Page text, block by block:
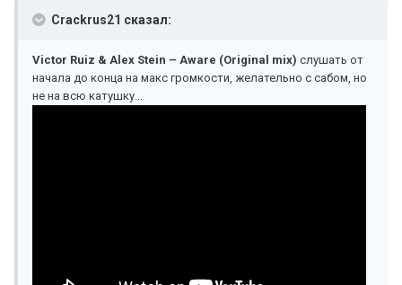
Crackrus21 сказал:
Victor Ruiz & Alex Stein – Aware (Original mix) слушать от
начала до конца на макс громкости, желательно с сабом, но
не на всю катушку...